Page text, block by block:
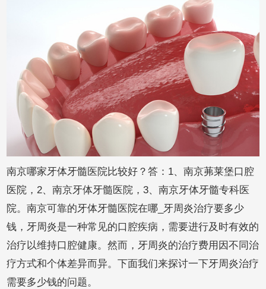
南京哪家牙体牙髓医院比较好？答：1、南京茀莱堡口腔
医院，2、南京牙体牙髓医院，3、南京牙体牙髓专科医
院。南京可靠的牙体牙髓医院在哪_牙周炎治疗要多少
钱，牙周炎是一种常见的口腔疾病，需要进行及时有效的
治疗以维持口腔健康。然而，牙周炎的治疗费用因不同治
疗方式和个体差异而异。下面我们来探讨一下牙周炎治疗
需要多少钱的问题。